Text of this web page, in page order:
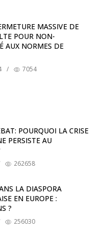
MASSIVE DE
POUR NON-
AUX NORMES DE
/ 7054
POURQUOI LA CRISE
PERSISTE AU
262658
LA DIASPORA
EN EUROPE :
?
256030